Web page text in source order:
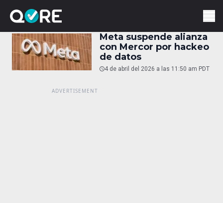
Meta suspende alianza
con Mercor por hackeo
de datos
4 de abril del 2026 a las 11:50 am PDT